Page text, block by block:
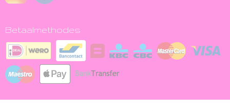
Betaalmethodes